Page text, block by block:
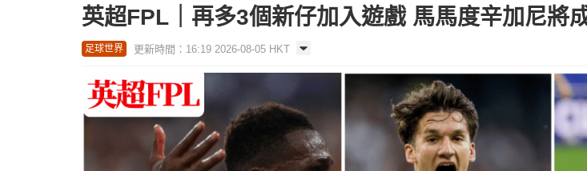
英超FPL｜再多3個新仔加入遊戲 馬馬度辛加尼將
足球世界 更新時間：16:19 2026-08-05 HKT